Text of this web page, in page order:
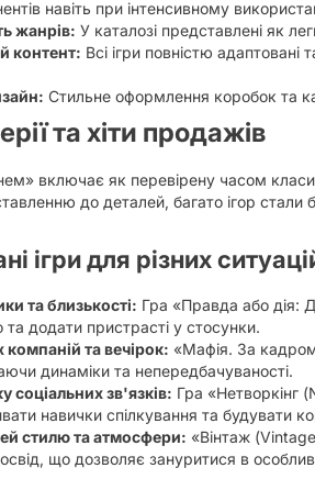
навіть при інтенсивному
жанрів: У каталозі представлені як
контент: Всі ігри повністю
Стильне оформлення коробок та
та хіти продажів
включає як перевірену часом
до деталей, багато ігор стали
ігри для різних
та близькості: Гра «Правда або дія:
додати пристрасті у стосунки.
та вечірок: «Мафія. За
динаміки та непередбачуваності.
соціальних зв'язків: Гра «Нетворкінг
навички спілкування та будувати
стилю та атмосфери: «Вінтаж
що дозволяє зануритися в